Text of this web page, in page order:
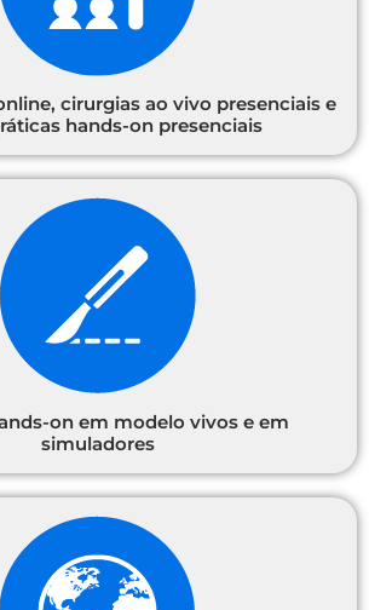
cirurgias ao vivo presenciais e
hands-on presenciais
on em modelo vivos e em
simuladores